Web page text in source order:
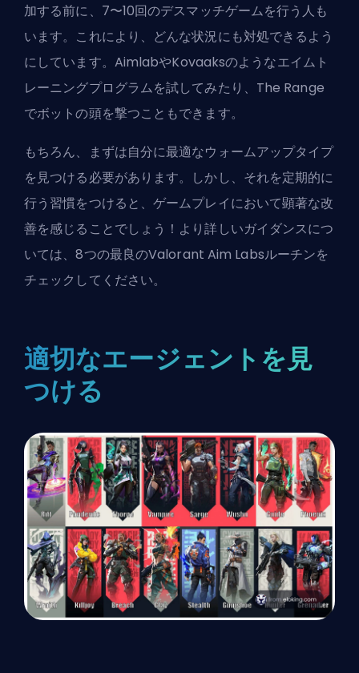
加する前に、7〜10回のデスマッチゲームを行う人も
います。これにより、どんな状況にも対処できるよう
にしています。AimlabやKovaaksのようなエイムト
レーニングプログラムを試してみたり、The Range
でボットの頭を撃つこともできます。
もちろん、まずは自分に最適なウォームアップタイプ
を見つける必要があります。しかし、それを定期的に
行う習慣をつけると、ゲームプレイにおいて顕著な改
善を感じることでしょう！より詳しいガイダンスにつ
いては、8つの最良のValorant Aim Labsルーチンを
チェックしてください。
適切なエージェントを見
つける